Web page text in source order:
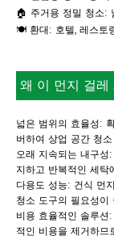
🏠 주거용 정밀 청소:
🍽️ 환대: 호텔, 레스토
왜 이 먼지 걸
넓은 범위의 효율성:
버하여 상업 공간 청
오래 지속되는 내구
지하고 반복적인 세탁
다용도 성능: 건식 먼
청소 도구의 필요성이
비용 효율적인 솔루
적인 비용을 제거하